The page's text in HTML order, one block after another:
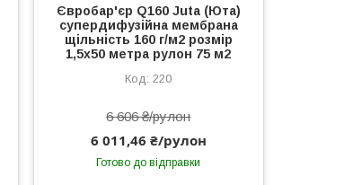
Євробар'єр Q160 Juta (Юта)
супердифузійна мембрана
щільність 160 г/м2 розмір
1,5х50 метра рулон 75 м2
220
6 606 ₴/рулон
6 011,46 ₴/рулон
Готово до відправки